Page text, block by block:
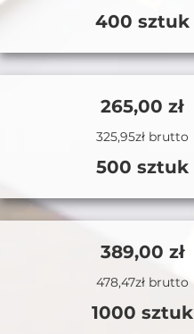
400 sztuk
265,00 zł
325,95zł brutto
500 sztuk
389,00 zł
478,47zł brutto
1000 sztuk